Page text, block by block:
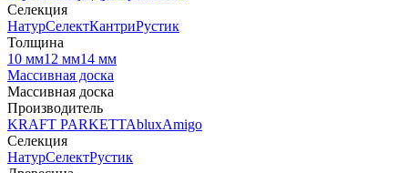
Селекция
НатурСелектКантриРустик
Толщина
10 мм12 мм14 мм
Массивная доска
Массивная доска
Производитель
KRAFT PARKETTAbluxAmigo
Селекция
НатурСелектРустик